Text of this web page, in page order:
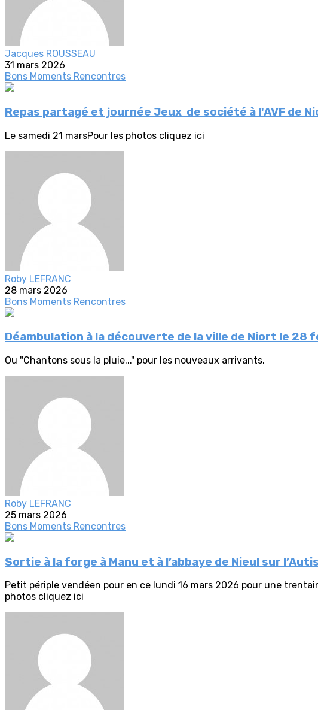
Jacques ROUSSEAU
31 mars 2026
Bons Moments Rencontres
Repas partagé et journée Jeux de société à l'AVF de
Le samedi 21 marsPour les photos cliquez ici
Roby LEFRANC
28 mars 2026
Bons Moments Rencontres
Déambulation à la découverte de la ville de Niort le 28
Ou "Chantons sous la pluie..." pour les nouveaux arrivants.
Roby LEFRANC
25 mars 2026
Bons Moments Rencontres
Sortie à la forge à Manu et à l’abbaye de Nieul sur
Petit périple vendéen pour en ce lundi 16 mars 2026 pour une
photos cliquez ici